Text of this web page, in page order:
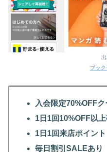
出
ブッ
入会限定70%OFF
1日1回10%OFF以
1日1回来店ポイント
毎日割引SALEあり